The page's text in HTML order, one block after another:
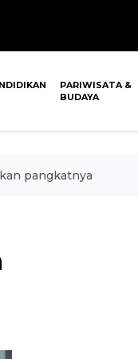
PARIWISATA &
BUDAYA
pangkatnya